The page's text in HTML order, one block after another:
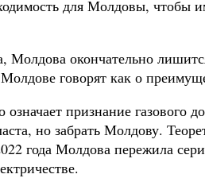
для Молдовы, чтобы
Молдова окончательно
говорят как о
признание газового
но забрать Молдову.
года Молдова пережила